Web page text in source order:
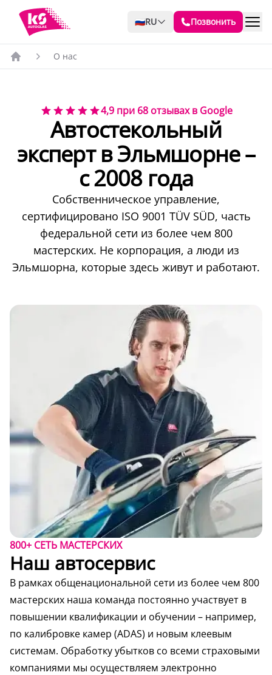
🇷🇺RU Позвонить
Главная страница
О нас
4,9 при 68 отзывах в Google
Автостекольный
эксперт в Эльмшорне –
с 2008 года
Собственническое управление,
сертифицировано ISO 9001 TÜV SÜD, часть
федеральной сети из более чем 800
мастерских. Не корпорация, а люди из
Эльмшорна, которые здесь живут и работают.
800+ СЕТЬ МАСТЕРСКИХ
Наш автосервис
В рамках общенациональной сети из более чем 800
мастерских наша команда постоянно участвует в
повышении квалификации и обучении – например,
по калибровке камер (ADAS) и новым клеевым
системам. Обработку убытков со всеми страховыми
компаниями мы осуществляем электронно